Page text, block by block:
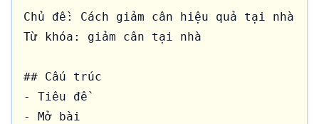
Chủ đề: Cách giảm cân hiệu quả tại nhà
Từ khóa: giảm cân tại nhà
## Cấu trúc
- Tiêu đề
- Mở bài